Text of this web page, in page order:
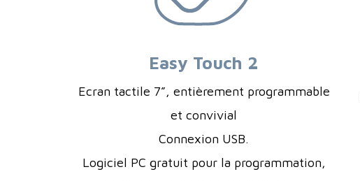
Easy Touch 2
Ecran tactile 7”, entièrement programmable
et convivial
Connexion USB.
Logiciel PC gratuit pour la programmation,